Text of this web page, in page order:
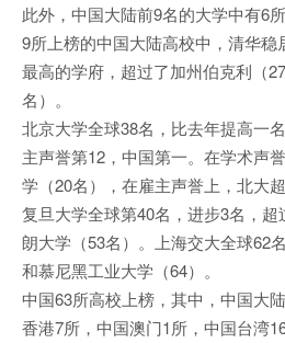
此外，中国大陆前9名的大学中有6
9所上榜的中国大陆高校中，清华稳
最高的学府，超过了加州伯克利（
名）。
北京大学全球38名，比去年提高一
主声誉第12，中国第一。在学术声
学（20名），在雇主声誉上，北大
复旦大学全球第40名，进步3名，
朗大学（53名）。上海交大全球62
和慕尼黑工业大学（64）。
中国63所高校上榜，其中，中国大
香港7所，中国澳门1所，中国台湾